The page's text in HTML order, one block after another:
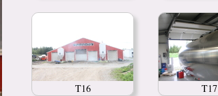
T16 T17